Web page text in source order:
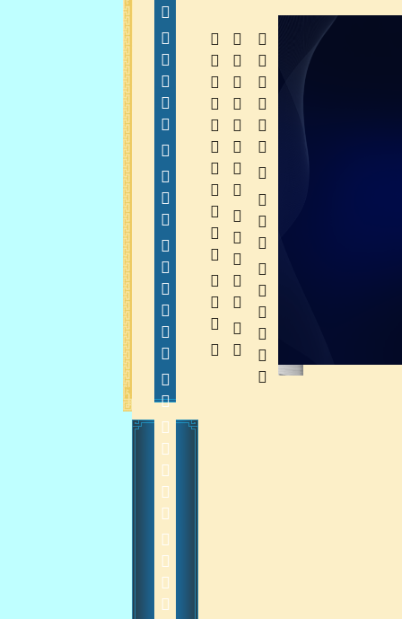
     
    